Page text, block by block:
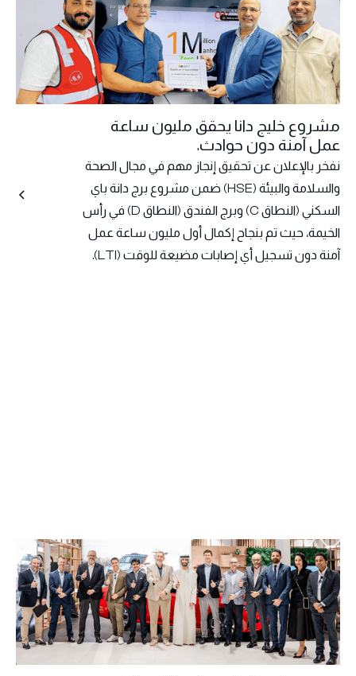
مشروع خليج دانا يحقق مليون ساعة
عمل آمنة دون حوادث.
نفخر بالإعلان عن تحقيق إنجاز مهم في مجال الصحة
والسلامة والبيئة (HSE) ضمن مشروع برج دانة باي
السكني (النطاق C) وبرج الفندق (النطاق D) في رأس
الخيمة، حيث تم بنجاح إكمال أول مليون ساعة عمل
آمنة دون تسجيل أي إصابات مضيعة للوقت (LTI).